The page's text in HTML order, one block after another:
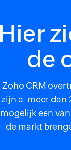
Hier
de
Zoho CRM
zijn al meer dan
mogelijk een
de markt